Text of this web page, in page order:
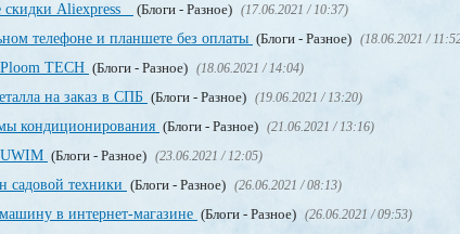
скидки Aliexpress (Блоги - Разное) (17.06.2021 / 10:37)
телефоне и планшете без оплаты (Блоги - Разное) (18.06.2021 /
TECH (Блоги - Разное) (18.06.2021 / 14:04)
на заказ в СПБ (Блоги - Разное) (19.06.2021 / 13:20)
кондиционирования (Блоги - Разное) (21.06.2021 / 13:16)
UWIM (Блоги - Разное) (23.06.2021 / 12:05)
садовой техники (Блоги - Разное) (26.06.2021 / 08:13)
в интернет-магазине (Блоги - Разное) (26.06.2021 / 09:53)